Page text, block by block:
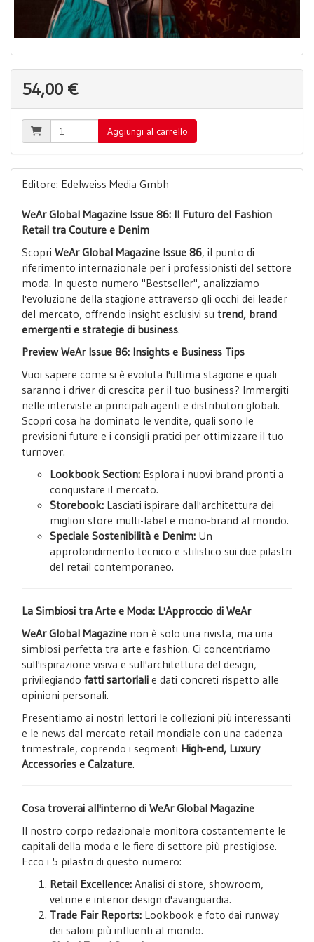
54,00 €
Aggiungi al carrello
Editore: Edelweiss Media Gmbh
WeAr Global Magazine Issue 86: Il Futuro del Fashion
Retail tra Couture e Denim
Scopri WeAr Global Magazine Issue 86, il punto di
riferimento internazionale per i professionisti del settore
moda. In questo numero "Bestseller", analizziamo
l'evoluzione della stagione attraverso gli occhi dei leader
del mercato, offrendo insight esclusivi su trend, brand
emergenti e strategie di business.
Preview WeAr Issue 86: Insights e Business Tips
Vuoi sapere come si è evoluta l'ultima stagione e quali
saranno i driver di crescita per il tuo business? Immergiti
nelle interviste ai principali agenti e distributori globali.
Scopri cosa ha dominato le vendite, quali sono le
previsioni future e i consigli pratici per ottimizzare il tuo
turnover.
Lookbook Section: Esplora i nuovi brand pronti a
conquistare il mercato.
Storebook: Lasciati ispirare dall'architettura dei
migliori store multi-label e mono-brand al mondo.
Speciale Sostenibilità e Denim: Un
approfondimento tecnico e stilistico sui due pilastri
del retail contemporaneo.
La Simbiosi tra Arte e Moda: L'Approccio di WeAr
WeAr Global Magazine non è solo una rivista, ma una
simbiosi perfetta tra arte e fashion. Ci concentriamo
sull'ispirazione visiva e sull'architettura del design,
privilegiando fatti sartoriali e dati concreti rispetto alle
opinioni personali.
Presentiamo ai nostri lettori le collezioni più interessanti
e le news dal mercato retail mondiale con una cadenza
trimestrale, coprendo i segmenti High-end, Luxury
Accessories e Calzature.
Cosa troverai all'interno di WeAr Global Magazine
Il nostro corpo redazionale monitora costantemente le
capitali della moda e le fiere di settore più prestigiose.
Ecco i 5 pilastri di questo numero:
Retail Excellence: Analisi di store, showroom,
vetrine e interior design d'avanguardia.
Trade Fair Reports: Lookbook e foto dai runway
dei saloni più influenti al mondo.